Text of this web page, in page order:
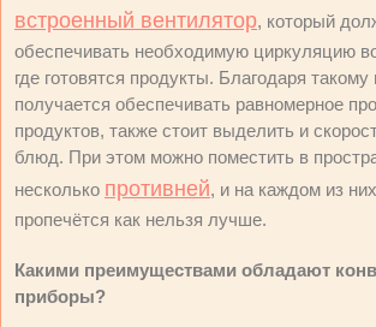
встроенный вентилятор, который
обеспечивать необходимую циркуляцию
где готовятся продукты. Благодаря такому
получается обеспечивать равномерное
продуктов, также стоит выделить и
блюд. При этом можно поместить в
несколько противней, и на каждом из
пропечётся как нельзя лучше.
Какими преимуществами обладают
приборы?